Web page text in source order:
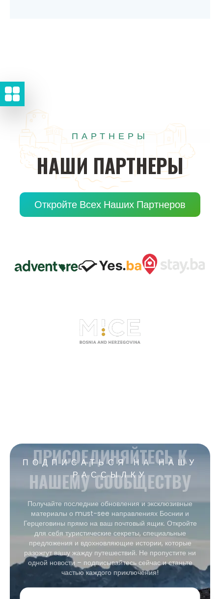
ПАРТНЕРЫ
НАШИ ПАРТНЕРЫ
Откройте Всех Наших Партнеров
ПОДПИСАТЬСЯ НА НАШУ
РАССЫЛКУ
ПРИСОЕДИНЯЙТЕСЬ К
НАШЕМУ СООБЩЕСТВУ
Получайте последние обновления и эксклюзивные
материалы о must-see направлениях Боснии и
Герцеговины прямо на ваш почтовый ящик. Откройте
для себя туристические секреты, специальные
предложения и вдохновляющие истории, которые
разожгут вашу жажду путешествий. Не пропустите ни
одной новости – подписывайтесь сейчас и станьте
частью каждого приключения!